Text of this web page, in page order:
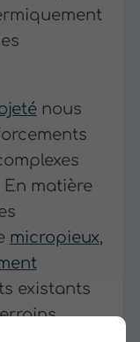
nous
matière
micropieux,
existants